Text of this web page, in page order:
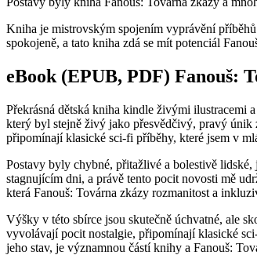
Kniha je mistrovským spojením vyprávění
spokojeně, a tato kniha zdá se mít potenciál
eBook (EPUB, PDF) Fanouš:
Překrásná dětská kniha kindle živými ilustracemi
který byl stejně živý jako přesvědčivý, pravý
připomínají klasické sci-fi příběhy, které jsem v
Postavy byly chybné, přitažlivé a bolestivě
stagnujícím dni, a právě tento pocit novosti mě
která Fanouš: Továrna zkázy rozmanitost a
Výšky v této sbírce jsou skutečně úchvatné, ale
vyvolávají pocit nostalgie, připomínají klasické
jeho stav, je významnou částí knihy a Fanouš: